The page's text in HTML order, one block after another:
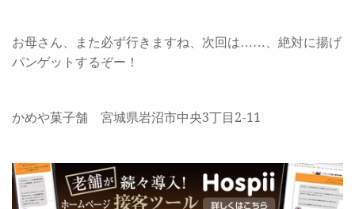
お母さん、また必ず行きますね、次回は……、絶対に揚げ
パンゲットするぞー！
かめや菓子舗 宮城県岩沼市中央3丁目2-11